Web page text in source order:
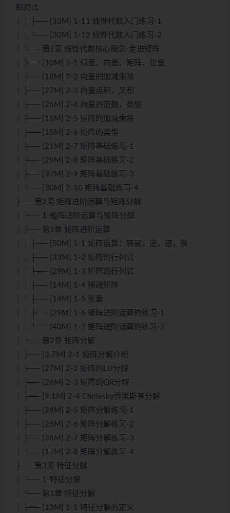
和对比
│ │ ├── [33M] 1-11 线性代数入门练习-1
│ │ └── [30M] 1-12 线性代数入门练习-2
│ └── 第2章 线性代数核心概念-走进矩阵
│ ├── [10M] 2-1 标量、向量、矩阵、张量
│ ├── [18M] 2-2 向量的加减乘除
│ ├── [27M] 2-3 向量点积，叉积
│ ├── [26M] 2-4 向量的范数，类型
│ ├── [15M] 2-5 矩阵的加减乘除
│ ├── [15M] 2-6 矩阵的类型
│ ├── [21M] 2-7 矩阵基础练习-1
│ ├── [29M] 2-8 矩阵基础练习-2
│ ├── [37M] 2-9 矩阵基础练习-3
│ └── [30M] 2-10 矩阵基础练习-4
├── 第2周 矩阵进阶运算与矩阵分解
│ └── 1-矩阵进阶运算与矩阵分解
│ ├── 第1章 矩阵进阶运算
│ │ ├── [50M] 1-1 矩阵运算：转置，逆，迹，秩
│ │ ├── [33M] 1-2 矩阵的行列式
│ │ ├── [29M] 1-3 矩阵的行列式
│ │ ├── [14M] 1-4 稀疏矩阵
│ │ ├── [14M] 1-5 张量
│ │ ├── [29M] 1-6 矩阵进阶运算的练习-1
│ │ └── [40M] 1-7 矩阵进阶运算的练习-2
│ └── 第2章 矩阵分解
│ ├── [3.7M] 2-1 矩阵分解介绍
│ ├── [27M] 2-2 矩阵的LU分解
│ ├── [26M] 2-3 矩阵的QR分解
│ ├── [9.1M] 2-4 Cholesky乔里斯基分解
│ ├── [24M] 2-5 矩阵分解练习-1
│ ├── [26M] 2-6 矩阵分解练习-2
│ ├── [36M] 2-7 矩阵分解练习-3
│ └── [17M] 2-8 矩阵分解练习-4
├── 第3周 特征分解
│ └── 1-特征分解
│ └── 第1章 特征分解
│ ├── [13M] 1-1 特征分解的定义